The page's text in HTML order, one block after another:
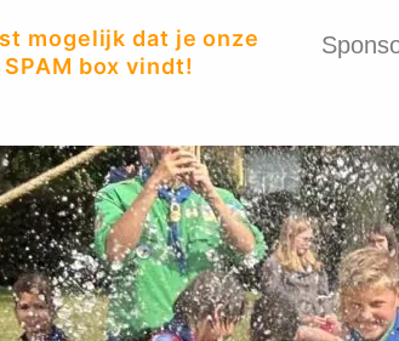
mogelijk dat je onze
box vindt!